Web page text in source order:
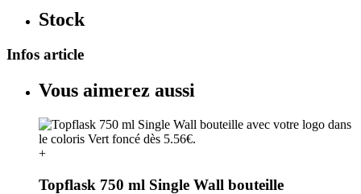
Stock
Infos article
Vous aimerez aussi
+
Topflask 750 ml Single Wall bouteille